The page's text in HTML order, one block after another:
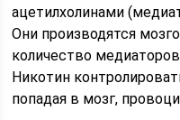
ацетилхолинами
Они производятся
количество
Никотин
попадая в мозг,